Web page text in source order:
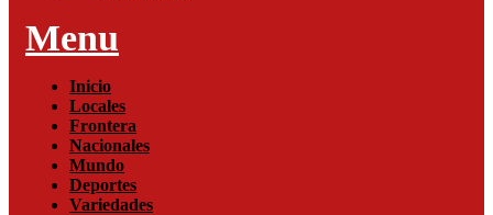
Menu
Inicio
Locales
Frontera
Nacionales
Mundo
Deportes
Variedades